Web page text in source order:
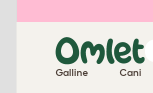
Galline Cani